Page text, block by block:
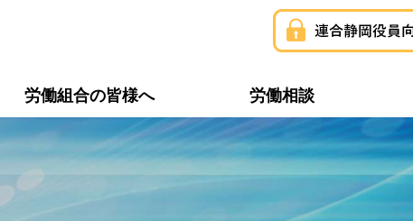
構成組織一覧
連合静岡ユニオン
労働組合の皆様へ
推薦・支持議員一覧
労働相談